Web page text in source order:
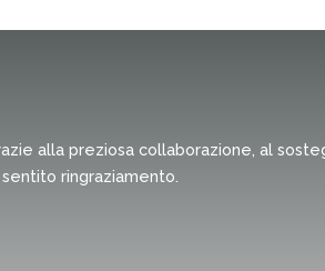
alla preziosa collaborazione, al
ringraziamento.